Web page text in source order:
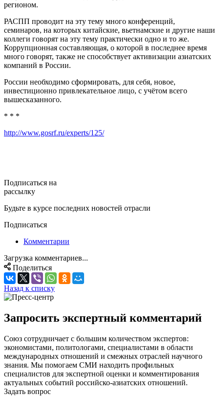
регионом.
РАСПП проводит на эту тему много конференций,
семинаров, на которых китайские, вьетнамские и другие наши
коллеги говорят на эту тему практически одно и то же.
Коррупционная составляющая, о которой в последнее время
много говорят, также не способствует активизации азиатских
компаний в России.
России необходимо сформировать, для себя, новое,
инвестиционно привлекательное лицо, с учётом всего
вышесказанного.
* * *
http://www.gosrf.ru/experts/125/
Подписаться на
рассылку
Будьте в курсе последних новостей отрасли
Подписаться
Комментарии
Загрузка комментариев...
Поделиться
Назад к списку
Запросить экспертный комментарий
Союз сотрудничает с большим количеством экспертов:
экономистами, политологами, специалистами в области
международных отношений и смежных отраслей научного
знания. Мы помогаем СМИ находить профильных
специалистов для экспертной оценки и комментирования
актуальных событий российско-азиатских отношений.
Задать вопрос